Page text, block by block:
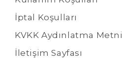
İptal Koşulları
KVKK Aydınlatma Metni
İletişim Sayfası